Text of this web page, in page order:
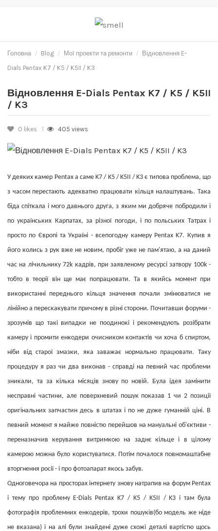
Головна Blog Мої проекти та ремонти
Відновлення E-
Dials Pentax K7 / K5 / K5II / K3
Відновлення E-Dials Pentax K7 / K5 / K5II
/ K3
0 likes 405 views
У деяких камер Pentax а самеK7 / K5 / K5II / K3 є типова проблема, що
з часом перестають адекватно працювати кільця налаштувань. Така
біда спіткала і мого давнього друга, з яким ми добряче побродили і
по українських Карпатах, за різної погоди, і по польських Татрах і
просто по Європі та Україні - всепогодну камеру Pentax K7. Купив я
його колись з рук вже не новим, пробіг уже не пам'ятаю, а на даний
час на лічильнику 72k кадрів, при заявленому ресурсі затвору 100k -
тобто в теорії він ще має попрацювати. Та в якийсь момент при
використанні переднього кільця значення почали змінюватися не
лінійно а перескакувати причому в різні сторони. Почитавши форуми -
зрозумів що такі випадки не поодинокі і рекомендують розібрати
камеру і промити енкодери очисником контактів чи хоча б спиртом,
ніби від старої змазки, яка заважає нормально працювати. Таку
процедуру я раз чи два виконав - справді на певний час проблеми
зникали, та за кілька місяців знову по новій. Була ідея замінити
несправні частини, але поверхневий пошук показав 1 чи 2 позиції
оригінальних запчастин десь в штатах і по не дуже гуманній ціні. В
певний момент я майже повністю перейшов на мануальні об'єктиви -
переназначив керування витримкою на заднє кільце і в цілому
камерою можна було користуватися. Потім почалося повномаштабне
вторгнення росії - і про фотоапарат якось забув.
Одноговечора на просторах інтернету знову натрапив на форум Pentax
і тему про проблему E-Dials Pentax K7 / K5 / K5II / K3 і там була
фотографія проблемних енкодерів, трохи пошуків(бо модель же ніде
не вказана) і на алі були знайдені дуже схожі деталі вартістю щось